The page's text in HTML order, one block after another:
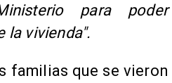
para poder
la vivienda".
familias que se vieron